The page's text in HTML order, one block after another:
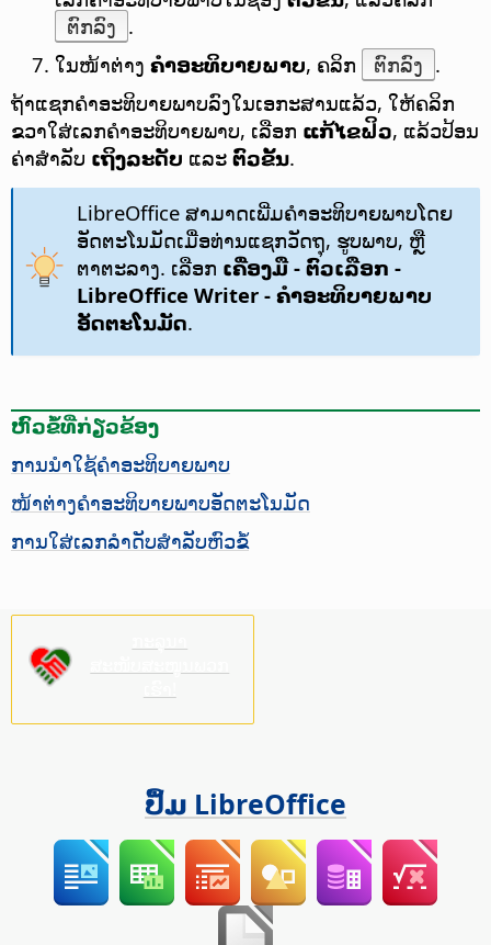
ຕົກລົງ .
ໃນໜ້າຕ່າງ ຄຳອະທິບາຍພາບ, ຄລິກ ຕົກລົງ .
ຖ້າແຊກຄຳອະທິບາຍພາບລົງໃນເອກະສານແລ້ວ, ໃຫ້ຄລິກ
ຂວາໃສ່ເລກຄຳອະທິບາຍພາບ, ເລືອກ ແກ້ໄຂຟິວ, ແລ້ວປ້ອນ
ຄ່າສຳລັບ ເຖິງລະດັບ ແລະ ຕົວຂັ້ນ.
LibreOffice ສາມາດເພີ່ມຄຳອະທິບາຍພາບໂດຍ
ອັດຕະໂນມັດເມື່ອທ່ານແຊກວັດຖຸ, ຮູບພາບ, ຫຼື
ຕາຕະລາງ. ເລືອກ ເຄື່ອງມື - ຕົວເລືອກ -
LibreOffice Writer - ຄຳອະທິບາຍພາບ
ອັດຕະໂນມັດ.
ຫົວຂໍ້ທີ່ກ່ຽວຂ້ອງ
ການນຳໃຊ້ຄຳອະທິບາຍພາບ
ໜ້າຕ່າງຄຳອະທິບາຍພາບອັດຕະໂນມັດ
ການໃສ່ເລກລຳດັບສຳລັບຫົວຂໍ້
ປຶ້ມ LibreOffice